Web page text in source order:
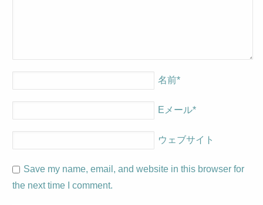
名前*
Eメール*
ウェブサイト
Save my name, email, and website in this browser for
the next time I comment.